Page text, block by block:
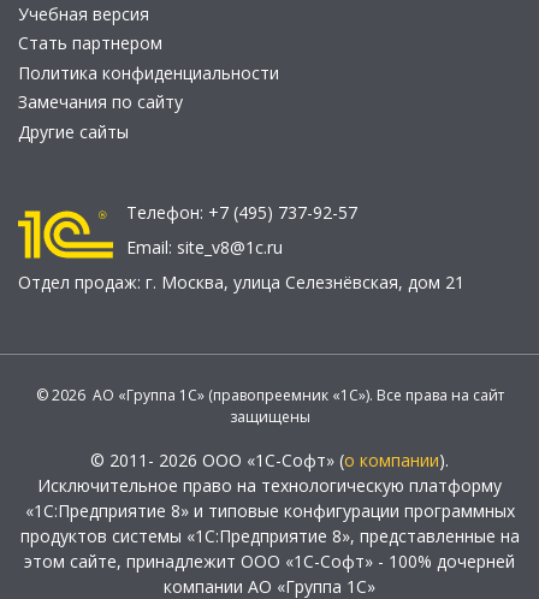
Учебная версия
Стать партнером
Политика конфиденциальности
Замечания по сайту
Другие сайты
Телефон: +7 (495) 737-92-57
Email: site_v8@1c.ru
Отдел продаж: г. Москва, улица Селезнёвская, дом 21
© 2026 АО «Группа 1С» (правопреемник «1С»). Все права на сайт
защищены
© 2011- 2026 ООО «1С-Софт» (о компании).
Исключительное право на технологическую платформу
«1С:Предприятие 8» и типовые конфигурации программных
продуктов системы «1С:Предприятие 8», представленные на
этом сайте, принадлежит ООО «1С-Софт» - 100% дочерней
компании АО «Группа 1С»